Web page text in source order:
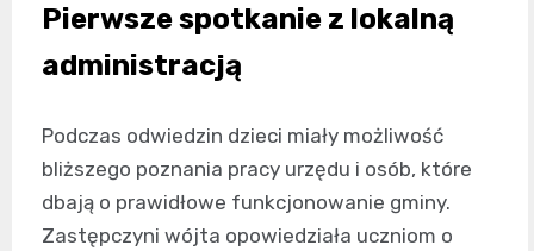
Pierwsze spotkanie z lokalną
administracją
Podczas odwiedzin dzieci miały możliwość
bliższego poznania pracy urzędu i osób, które
dbają o prawidłowe funkcjonowanie gminy.
Zastępczyni wójta opowiedziała uczniom o